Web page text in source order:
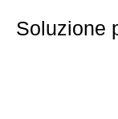
Soluzione